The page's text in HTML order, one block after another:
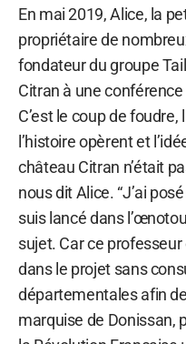
En mai 2019, Alice, la
propriétaire de
fondateur du groupe
Citran à une
C’est le coup de
l’histoire opèrent et
château Citran n’était
nous dit Alice. “J’ai
suis lancé dans
sujet. Car ce
dans le projet sans
départementales afin
marquise de Donissan,